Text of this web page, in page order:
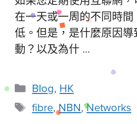
在一天或一周的不同時
低。但是，是什麼原因
動？以及為什 …
Blog, HK
fibre,NBN,Networks